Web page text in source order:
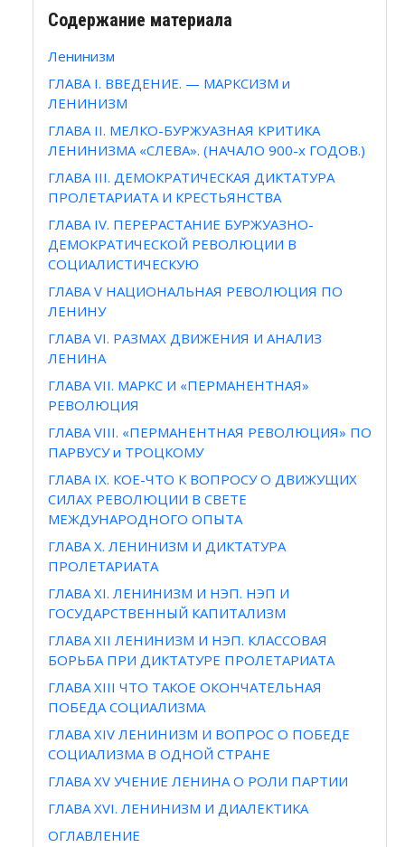
Содержание материала
Ленинизм
ГЛАВА I. ВВЕДЕНИЕ. — МАРКСИЗМ и
ЛЕНИНИЗМ
ГЛАВА II. МЕЛКО-БУРЖУАЗНАЯ КРИТИКА
ЛЕНИНИЗМА «СЛЕВА». (НАЧАЛО 900-х ГОДОВ.)
ГЛАВА III. ДЕМОКРАТИЧЕСКАЯ ДИКТАТУРА
ПРОЛЕТАРИАТА И КРЕСТЬЯНСТВА
ГЛАВА IV. ПЕРЕРАСТАНИЕ БУРЖУАЗНО-
ДЕМОКРАТИЧЕСКОЙ РЕВОЛЮЦИИ В
СОЦИАЛИСТИЧЕСКУЮ
ГЛАВА V НАЦИОНАЛЬНАЯ РЕВОЛЮЦИЯ ПО
ЛЕНИНУ
ГЛАВА VI. РАЗМАХ ДВИЖЕНИЯ И АНАЛИЗ
ЛЕНИНА
ГЛАВА VII. МАРКС И «ПЕРМАНЕНТНАЯ»
РЕВОЛЮЦИЯ
ГЛАВА VIII. «ПЕРМАНЕНТНАЯ РЕВОЛЮЦИЯ» ПО
ПАРВУСУ и ТРОЦКОМУ
ГЛАВА IX. КОЕ-ЧТО К ВОПРОСУ О ДВИЖУЩИХ
СИЛАХ РЕВОЛЮЦИИ В СВЕТЕ
МЕЖДУНАРОДНОГО ОПЫТА
ГЛАВА X. ЛЕНИНИЗМ И ДИКТАТУРА
ПРОЛЕТАРИАТА
ГЛАВА XI. ЛЕНИНИЗМ И НЭП. НЭП И
ГОСУДАРСТВЕННЫЙ КАПИТАЛИЗМ
ГЛАВА XII ЛЕНИНИЗМ И НЭП. КЛАССОВАЯ
БОРЬБА ПРИ ДИКТАТУРЕ ПРОЛЕТАРИАТА
ГЛАВА XIII ЧТО ТАКОЕ ОКОНЧАТЕЛЬНАЯ
ПОБЕДА СОЦИАЛИЗМА
ГЛАВА XIV ЛЕНИНИЗМ И ВОПРОС О ПОБЕДЕ
СОЦИАЛИЗМА В ОДНОЙ СТРАНЕ
ГЛАВА XV УЧЕНИЕ ЛЕНИНА О РОЛИ ПАРТИИ
ГЛАВА XVI. ЛЕНИНИЗМ И ДИАЛЕКТИКА
ОГЛАВЛЕНИЕ